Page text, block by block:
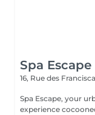
Spa Escape
16, Rue des
Spa Escape, your
experience